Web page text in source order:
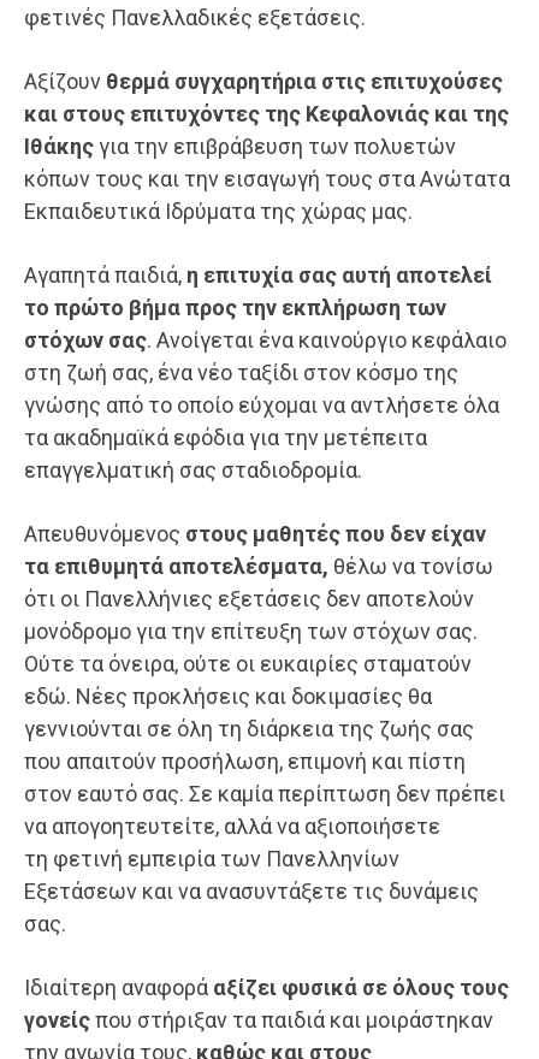
φετινές Πανελλαδικές εξετάσεις.
Αξίζουν θερμά συγχαρητήρια στις επιτυχούσες
και στους επιτυχόντες της Κεφαλονιάς και της
Ιθάκηςγια την επιβράβευση των πολυετών
κόπων τους και την εισαγωγή τους στα Ανώτατα
Εκπαιδευτικά Ιδρύματα της χώρας μας.
Αγαπητά παιδιά, η επιτυχία σας αυτή αποτελεί
το πρώτο βήμα προς την εκπλήρωση των
στόχων σας. Ανοίγεται ένα καινούργιο κεφάλαιο
στη ζωή σας, ένα νέο ταξίδι στον κόσμο της
γνώσης από το οποίο εύχομαι να αντλήσετε όλα
τα ακαδημαϊκά εφόδια για την μετέπειτα
επαγγελματική σας σταδιοδρομία.
Απευθυνόμενος στους μαθητές που δεν είχαν
τα επιθυμητά αποτελέσματα, θέλω να τονίσω
ότι οι Πανελλήνιες εξετάσεις δεν αποτελούν
μονόδρομο για την επίτευξη των στόχων σας.
Ούτε τα όνειρα, ούτε οι ευκαιρίες σταματούν
εδώ. Νέες προκλήσεις και δοκιμασίες θα
γεννιούνται σε όλη τη διάρκεια της ζωής σας
που απαιτούν προσήλωση, επιμονή και πίστη
στον εαυτό σας. Σε καμία περίπτωση δεν πρέπει
να απογοητευτείτε, αλλά να αξιοποιήσετε
τη φετινή εμπειρία των Πανελληνίων
Εξετάσεων και να ανασυντάξετε τις δυνάμεις
σας.
Ιδιαίτερη αναφορά αξίζει φυσικά σε όλους τους
γονείςπου στήριξαν τα παιδιά και μοιράστηκαν
την αγωνία τους, καθώς και στους